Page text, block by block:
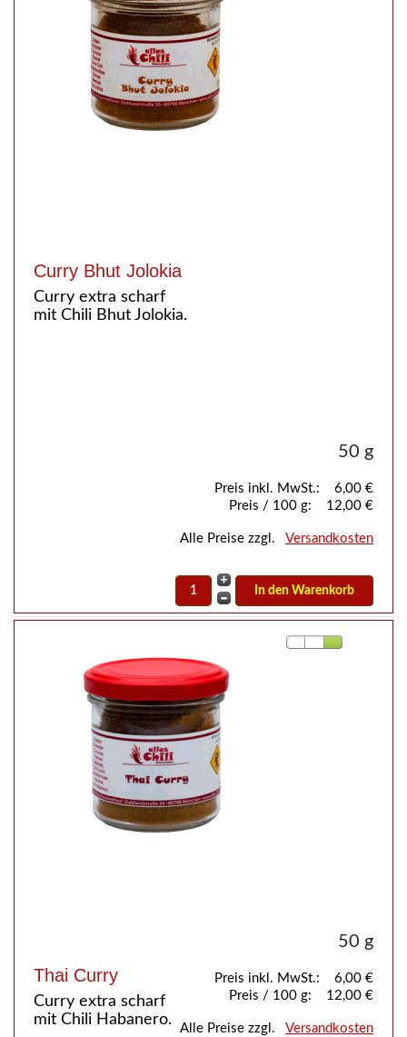
Curry Bhut Jolokia
Curry extra scharf
mit Chili Bhut Jolokia.
50 g
Preis inkl. MwSt.:
6,00 €
Preis / 100 g:
12,00 €
Alle Preise zzgl. Versandkosten
Thai Curry
Curry extra scharf
mit Chili Habanero.
50 g
Preis inkl. MwSt.:
6,00 €
Preis / 100 g:
12,00 €
Alle Preise zzgl. Versandkosten